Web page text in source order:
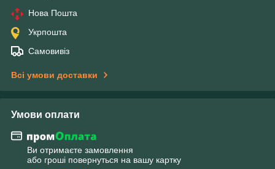
Нова Пошта
Укрпошта
Самовивіз
Всі умови доставки
Умови оплати
Ви отримаєте замовлення
або гроші повернуться на вашу картку